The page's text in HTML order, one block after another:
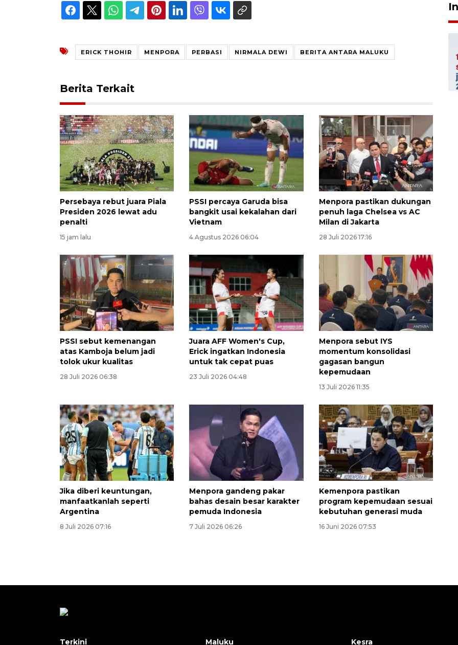
ERICK THOHIR MENPORA PERBASI NIRMALA DEWI BERITA ANTARA MALUKU
Berita Terkait
Persebaya rebut juara Piala
Presiden 2026 lewat adu
penalti
15 jam lalu
PSSI percaya Garuda bisa
bangkit usai kekalahan dari
Vietnam
4 Agustus 2026 06:04
Menpora pastikan dukungan
penuh laga Chelsea vs AC
Milan di Jakarta
28 Juli 2026 17:16
PSSI sebut kemenangan
atas Kamboja belum jadi
tolok ukur kualitas
28 Juli 2026 06:38
Juara AFF Women's Cup,
Erick ingatkan Indonesia
untuk tak cepat puas
23 Juli 2026 04:48
Menpora sebut IYS
momentum konsolidasi
gagasan bangun
kepemudaan
13 Juli 2026 11:35
Jika diberi keuntungan,
manfaatkanlah seperti
Argentina
8 Juli 2026 07:16
Menpora gandeng pakar
bahas desain besar karakter
pemuda Indonesia
7 Juli 2026 06:26
Kemenpora pastikan
program kepemudaan sesuai
kebutuhan generasi muda
16 Juni 2026 07:53
Ekonomi triwulan II-2026
tumbuh 5,29 persen
2026-08-06 18:45:00
Terkini Maluku Kesra